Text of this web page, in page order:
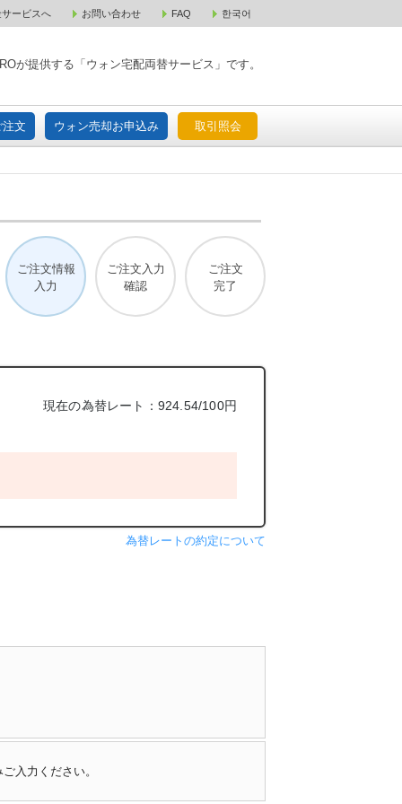
ービスへ お問い合わせ FAQ 한국어
が提供する「ウォン宅配両替サービス」です。
文 ウォン売却お申込み 取引照会
宅配ご注文 ウォン売却お申込み 取引照会
ご注文情報
入力
ご注文入力
確認
ご注文
完了
現在の為替レート：924.54/100円
為替レートの約定について
入力ください。